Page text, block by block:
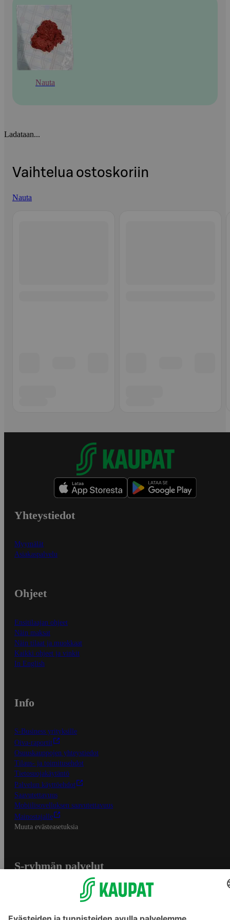
Nauta
Ladataan...
Vaihtelua ostoskoriin
Nauta
Yhteystiedot
Myymälät
Asiakaspalvelu
Ohjeet
Ensitilaajan ohjeet
Näin maksat
Näin tilaat ja muokkaat
Kaikki ohjeet ja vinkit
In English
Info
S-Business yrityksille
Oiva-raportit
Osuuskauppojen yhteystiedot
Tilaus- ja toimitusehdot
Tietosuojakäytäntö
Palvelun käyttöehdot
Saavutettavuus
Mobiilisovelluksen saavutettavuus
Mainostajalle
Muuta evästeasetuksia
S-ryhmän palvelut